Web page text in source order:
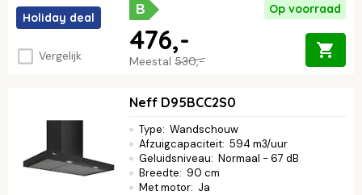
Holiday deal
Vergelijk
B Op voorraad
Meestal 530,-
476,-
Neff D95BCC2S0
Type: Wandschouw
Afzuigcapaciteit: 594 m3/uur
Geluidsniveau: Normaal - 67 dB
Breedte: 90 cm
Met motor: Ja